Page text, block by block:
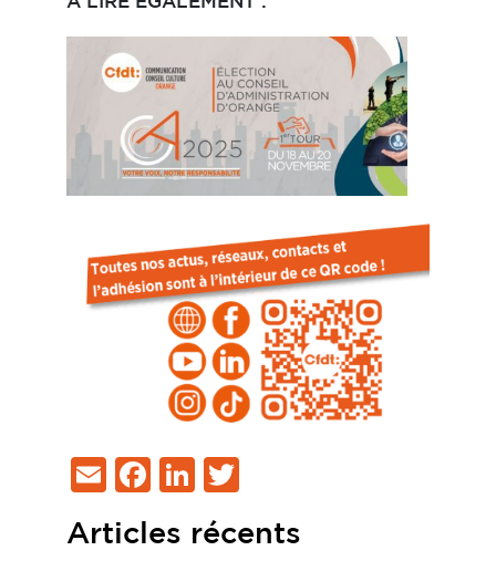
EmailFacebook
LinkedIn
Articles récents